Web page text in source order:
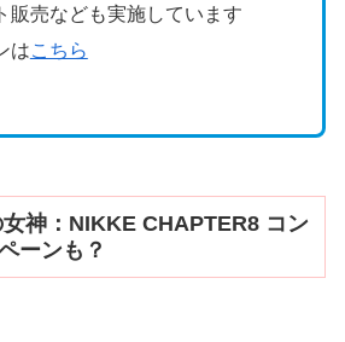
販売なども実施しています
はこちら
神：NIKKE CHAPTER8 コン
ーンも？